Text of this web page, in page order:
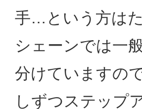
手…という方は
シェーンでは一
分けていますの
しずつステップ